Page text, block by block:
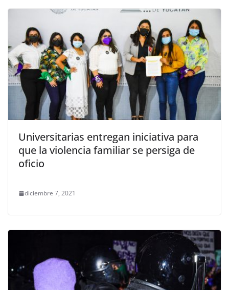
Universitarias entregan iniciativa para
que la violencia familiar se persiga de
oficio
diciembre 7, 2021